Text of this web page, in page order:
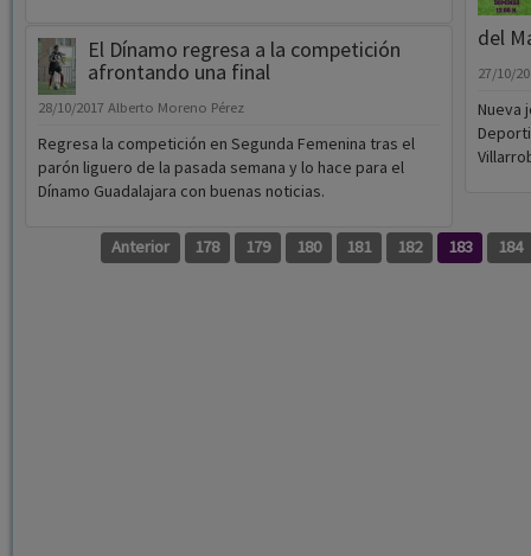
El Dínamo regresa a la competición
afrontando una final
28/10/2017 Alberto Moreno Pérez
Regresa la competición en Segunda Femenina tras el
parón liguero de la pasada semana y lo hace para el
Dínamo Guadalajara con buenas noticias.
del
27/10/
Nueva
Anterior 178 179 180 181 182 183 184